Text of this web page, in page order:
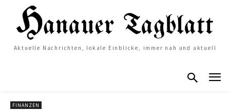
Aktuelle Nachrichten, lokale Einblicke, immer nah und aktuell
FINANZEN